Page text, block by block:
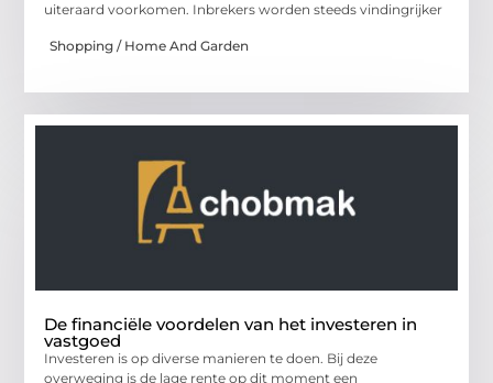
uiteraard voorkomen. Inbrekers worden steeds vindingrijker
Shopping / Home And Garden
De financiële voordelen van het investeren in
vastgoed
Investeren is op diverse manieren te doen. Bij deze
overweging is de lage rente op dit moment een